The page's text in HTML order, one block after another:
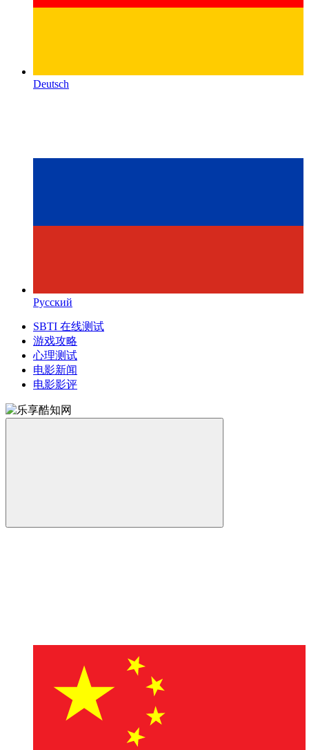
Deutsch
Русский
SBTI 在线测试
游戏攻略
心理测试
电影新闻
电影影评